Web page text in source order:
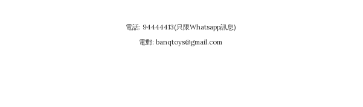
電話: 94444413(只限Whatsapp訊息)
電郵: banqtoys@gmail.com